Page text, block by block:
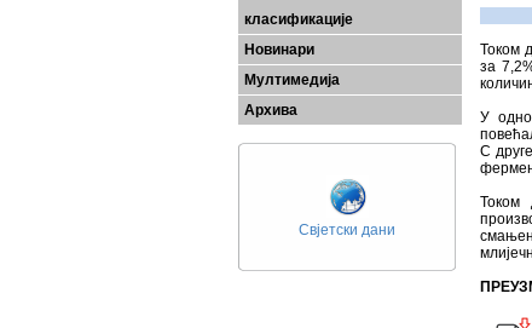
класификације
Новинари
Мултимедија
Архива
Свјетски дани
Током
за
У
С
Током